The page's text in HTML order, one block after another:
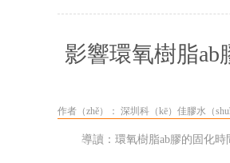
影響環氧樹脂ab
作者（zhě）： 深圳科（kē）佳膠水（
導讀：環氧樹脂ab膠的固化